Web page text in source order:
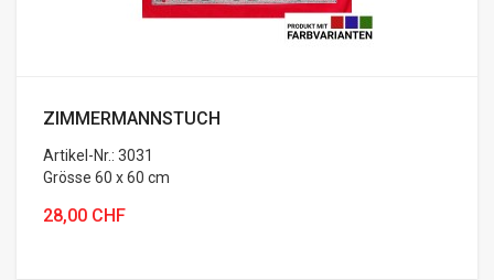
ZIMMERMANNSTUCH
Artikel-Nr.: 3031
Grösse 60 x 60 cm
28,00 CHF